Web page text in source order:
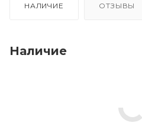
НАЛИЧИЕ ОТЗЫВЫ
Наличие